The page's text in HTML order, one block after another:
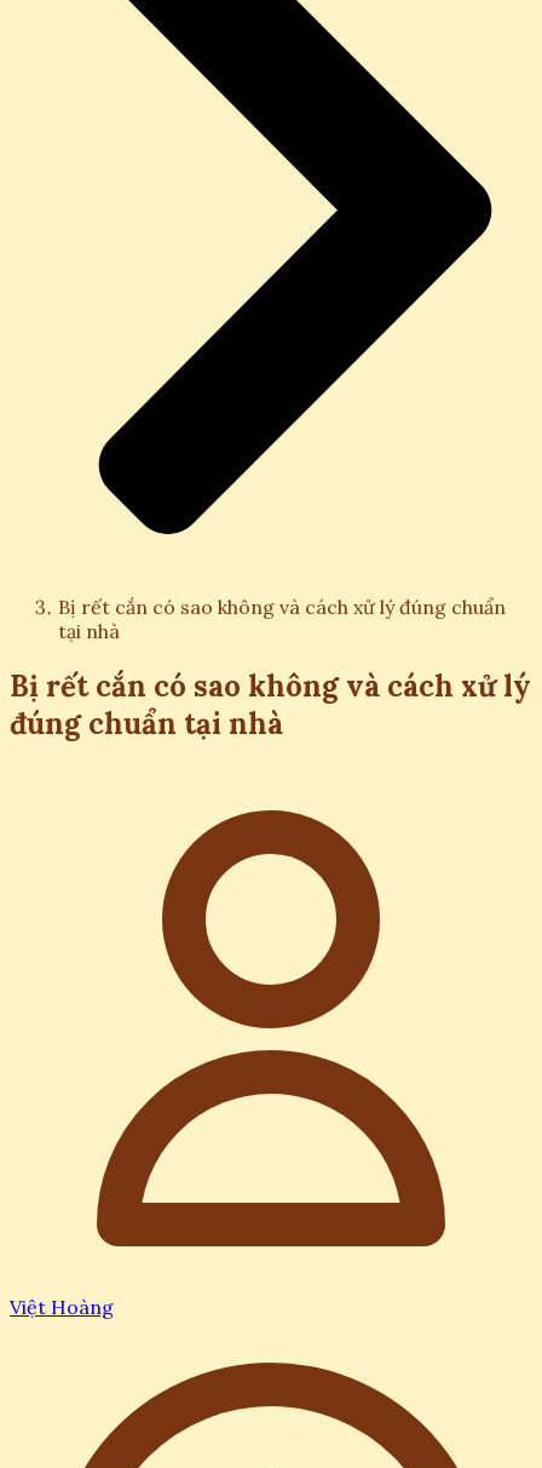
Bị rết cắn có sao không và cách xử lý đúng chuẩn
tại nhà
Bị rết cắn có sao không và cách xử lý
đúng chuẩn tại nhà
Việt Hoàng